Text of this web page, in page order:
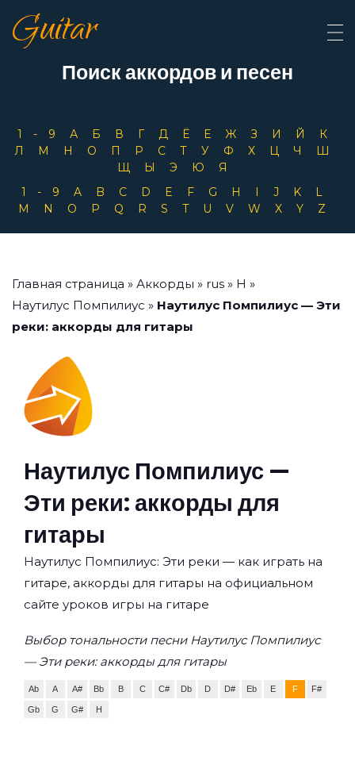
Guitar
Поиск аккордов и песен
1-9 А Б В Г Д Ё Е Ж З И Й
К
Л
М Н О П Р С Т У Ф Х Ц Ч
Ш
Щ
Ы Э Ю
Я
1-9
A B C D E F G H I J K
L
M
N O P Q R S T U V W X Y Z
Главная страница » Аккорды » rus » Н »
Наутилус Помпилиус » Наутилус Помпилиус — Эти
реки: аккорды для гитары
Наутилус Помпилиус —
Эти реки: аккорды для
гитары
Наутилус Помпилиус: Эти реки — как играть на
гитаре, аккорды для гитары на официальном
сайте уроков игры на гитаре
Выбор тональности песни Наутилус Помпилиус
— Эти реки: аккорды для гитары
Ab A A# Bb B C C# Db D D# Eb E F F#
Gb G G# H